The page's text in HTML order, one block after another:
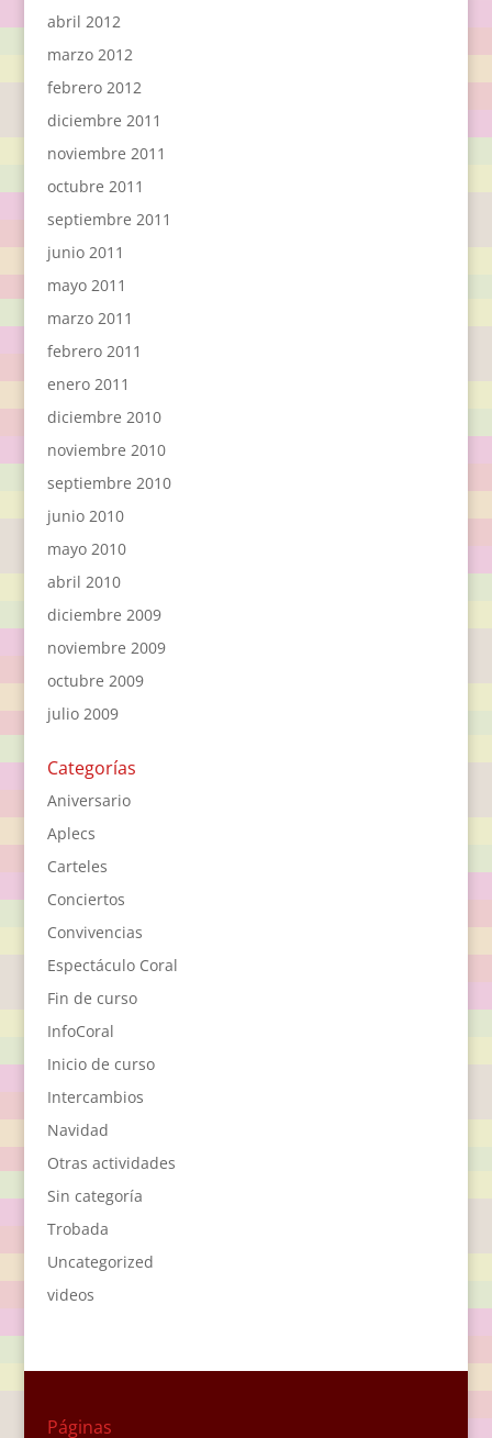
abril 2012
marzo 2012
febrero 2012
diciembre 2011
noviembre 2011
octubre 2011
septiembre 2011
junio 2011
mayo 2011
marzo 2011
febrero 2011
enero 2011
diciembre 2010
noviembre 2010
septiembre 2010
junio 2010
mayo 2010
abril 2010
diciembre 2009
noviembre 2009
octubre 2009
julio 2009
Categorías
Aniversario
Aplecs
Carteles
Conciertos
Convivencias
Espectáculo Coral
Fin de curso
InfoCoral
Inicio de curso
Intercambios
Navidad
Otras actividades
Sin categoría
Trobada
Uncategorized
videos
Páginas